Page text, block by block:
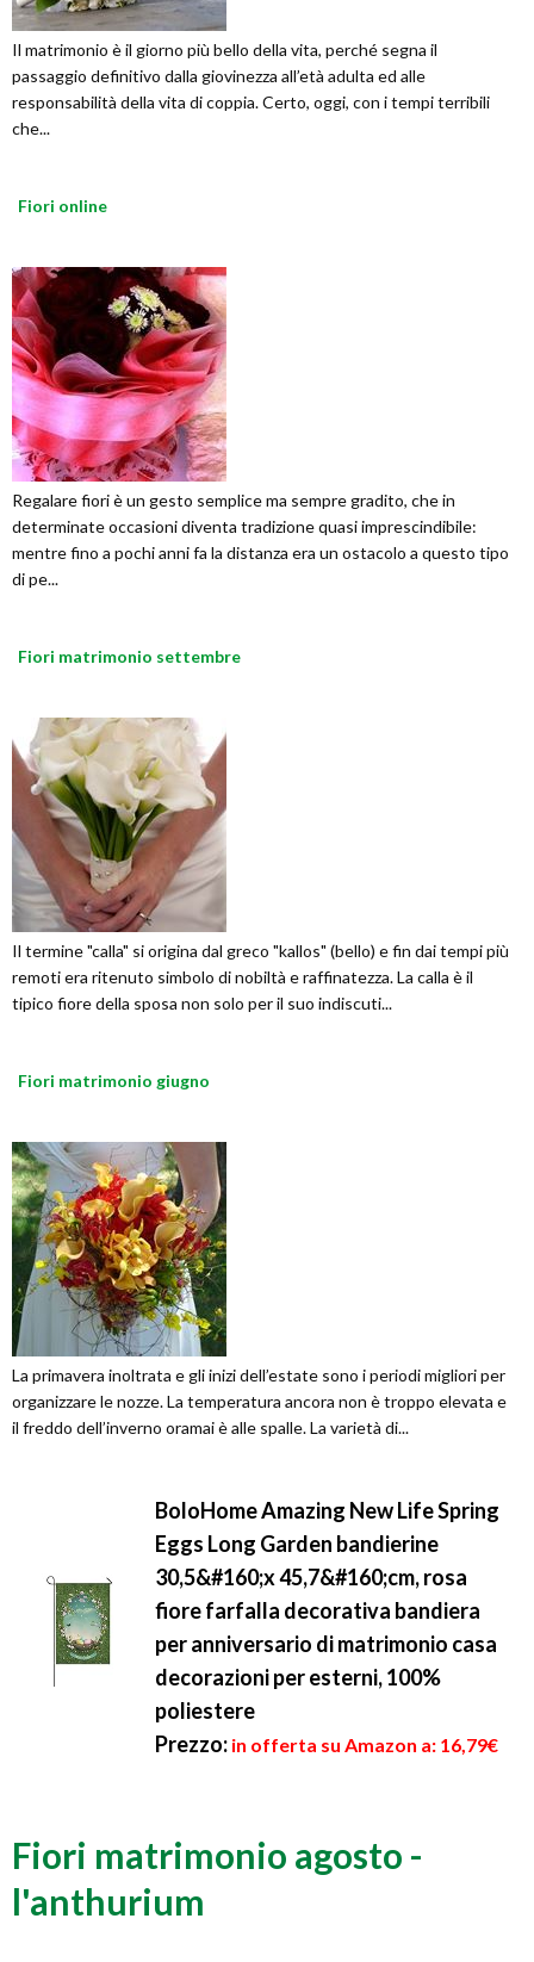
Il matrimonio è il giorno più bello della vita, perché segna il
passaggio definitivo dalla giovinezza all’età adulta ed alle
responsabilità della vita di coppia. Certo, oggi, con i tempi terribili
che...
Fiori online
Regalare fiori è un gesto semplice ma sempre gradito, che in
determinate occasioni diventa tradizione quasi imprescindibile:
mentre fino a pochi anni fa la distanza era un ostacolo a questo tipo
di pe...
Fiori matrimonio settembre
Il termine "calla" si origina dal greco "kallos" (bello) e fin dai tempi più
remoti era ritenuto simbolo di nobiltà e raffinatezza. La calla è il
tipico fiore della sposa non solo per il suo indiscuti...
Fiori matrimonio giugno
La primavera inoltrata e gli inizi dell’estate sono i periodi migliori per
organizzare le nozze. La temperatura ancora non è troppo elevata e
il freddo dell’inverno oramai è alle spalle. La varietà di...
BoloHome Amazing New Life Spring
Eggs Long Garden bandierine
30,5&#160;x 45,7&#160;cm, rosa
fiore farfalla decorativa bandiera
per anniversario di matrimonio casa
decorazioni per esterni, 100%
poliestere
Prezzo: in offerta su Amazon a: 16,79€
Fiori matrimonio agosto -
l'anthurium